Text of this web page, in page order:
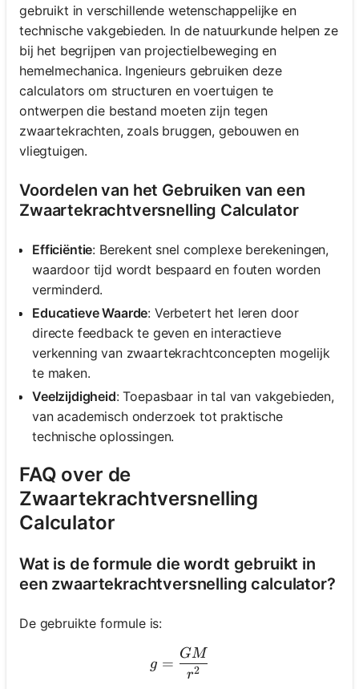
gebruikt in verschillende wetenschappelijke en
technische vakgebieden. In de natuurkunde helpen ze
bij het begrijpen van projectielbeweging en
hemelmechanica. Ingenieurs gebruiken deze
calculators om structuren en voertuigen te
ontwerpen die bestand moeten zijn tegen
zwaartekrachten, zoals bruggen, gebouwen en
vliegtuigen.
Voordelen van het Gebruiken van een
Zwaartekrachtversnelling Calculator
Efficiëntie: Berekent snel complexe berekeningen,
waardoor tijd wordt bespaard en fouten worden
verminderd.
Educatieve Waarde: Verbetert het leren door
directe feedback te geven en interactieve
verkenning van zwaartekrachtconcepten mogelijk
te maken.
Veelzijdigheid: Toepasbaar in tal van vakgebieden,
van academisch onderzoek tot praktische
technische oplossingen.
FAQ over de
Zwaartekrachtversnelling
Calculator
Wat is de formule die wordt gebruikt in
een zwaartekrachtversnelling calculator?
De gebruikte formule is:
g = \frac{GM}{r^2}
g =
r2
GM